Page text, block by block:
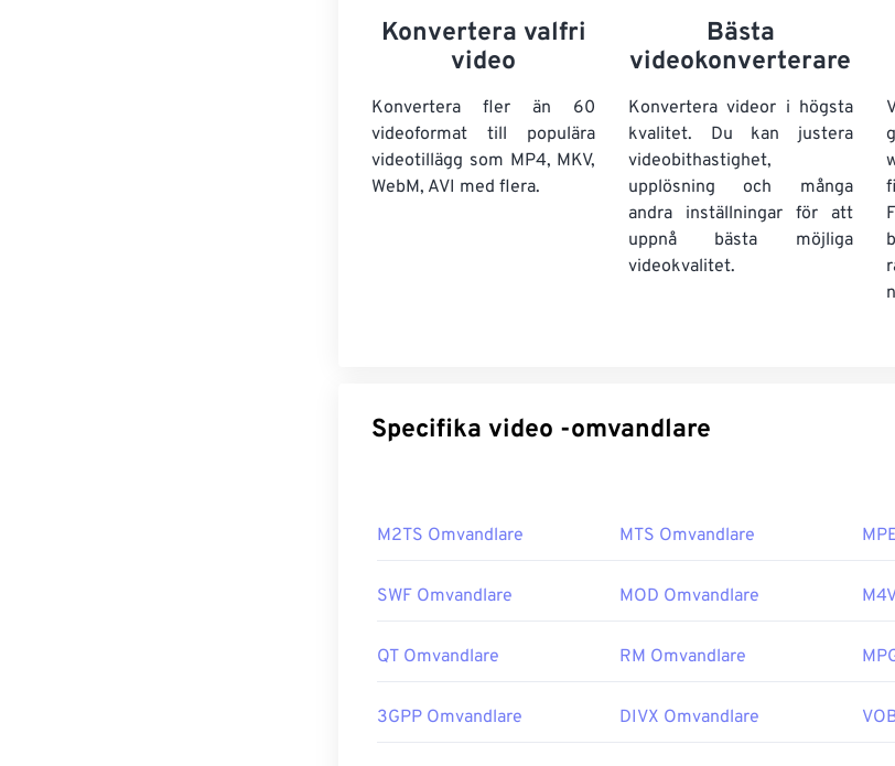
Konvertera valfri
video
Konvertera fler än 60
videoformat till populära
videotillägg som MP4, MKV,
WebM, AVI med flera.
Bästa
videokonverterare
Konvertera videor i högsta
kvalitet. Du kan justera
videobithastighet,
upplösning och många
andra inställningar för att
uppnå bästa möjliga
videokvalitet.
Specifika video -omvandlare
M2TS Omvandlare MTS Omvandlare
SWF Omvandlare MOD Omvandlare
QT Omvandlare RM Omvandlare
3GPP Omvandlare DIVX Omvandlare